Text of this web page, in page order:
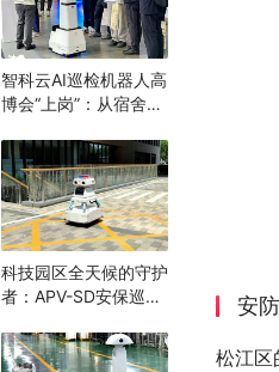
安
松江区
智科云AI巡检机器人高
博会“上岗”：从宿舍到
完“最后一公里”
科技园区全天候的守护
者：APV-SD安保巡逻